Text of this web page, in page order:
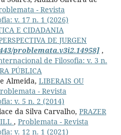
- Revista
v. 17 n. 1 (2026)
E CIDADANIA
DE JURGEN
problemata.v3i2.14958],
de Filosofia: v. 3 n.
PÚBLICA
Almeida, LIBERAIS OU
- Revista
v. 5 n. 2 (2014)
da Silva Carvalho, PRAZER
, Problemata - Revista
v. 12 n. 1 (2021)